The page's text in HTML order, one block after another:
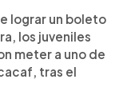
lograr un boleto
los juveniles
meter a uno de
tras el